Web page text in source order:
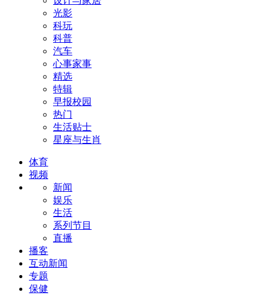
光影
科玩
科普
汽车
心事家事
精选
特辑
早报校园
热门
生活贴士
星座与生肖
体育
视频
新闻
娱乐
生活
系列节目
直播
播客
互动新闻
专题
保健